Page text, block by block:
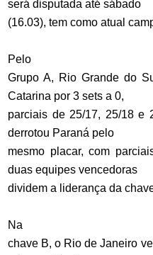
será disputada até sábado
(16.03), tem como atual
Pelo
Grupo A, Rio Grande do
Catarina por 3 sets a 0,
parciais de 25/17, 25/18 e
derrotou Paraná pelo
mesmo placar, com
duas equipes vencedoras
dividem a liderança da
Na
chave B, o Rio de Janeiro